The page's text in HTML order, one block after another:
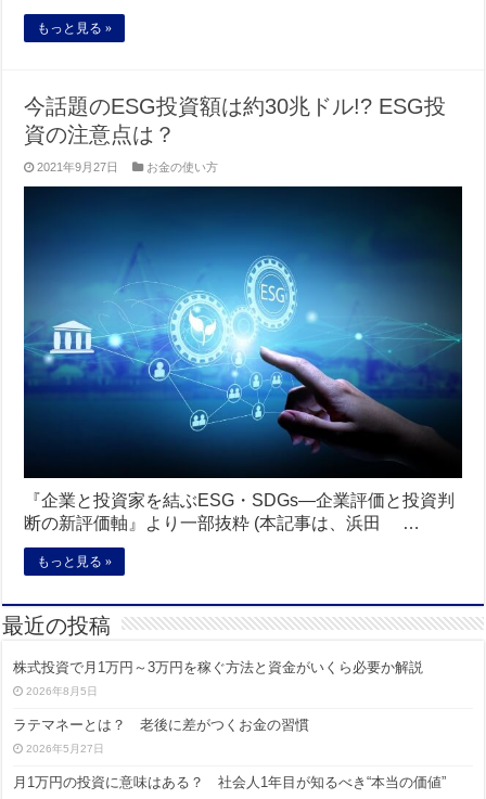
もっと見る »
今話題のESG投資額は約30兆ドル!? ESG投
資の注意点は？
2021年9月27日 お金の使い方
『企業と投資家を結ぶESG・SDGs―企業評価と投資判
断の新評価軸』より一部抜粋 (本記事は、浜田 …
もっと見る »
最近の投稿
株式投資で月1万円～3万円を稼ぐ方法と資金がいくら必要か解説
2026年8月5日
ラテマネーとは？ 老後に差がつくお金の習慣
2026年5月27日
月1万円の投資に意味はある？ 社会人1年目が知るべき“本当の価値”